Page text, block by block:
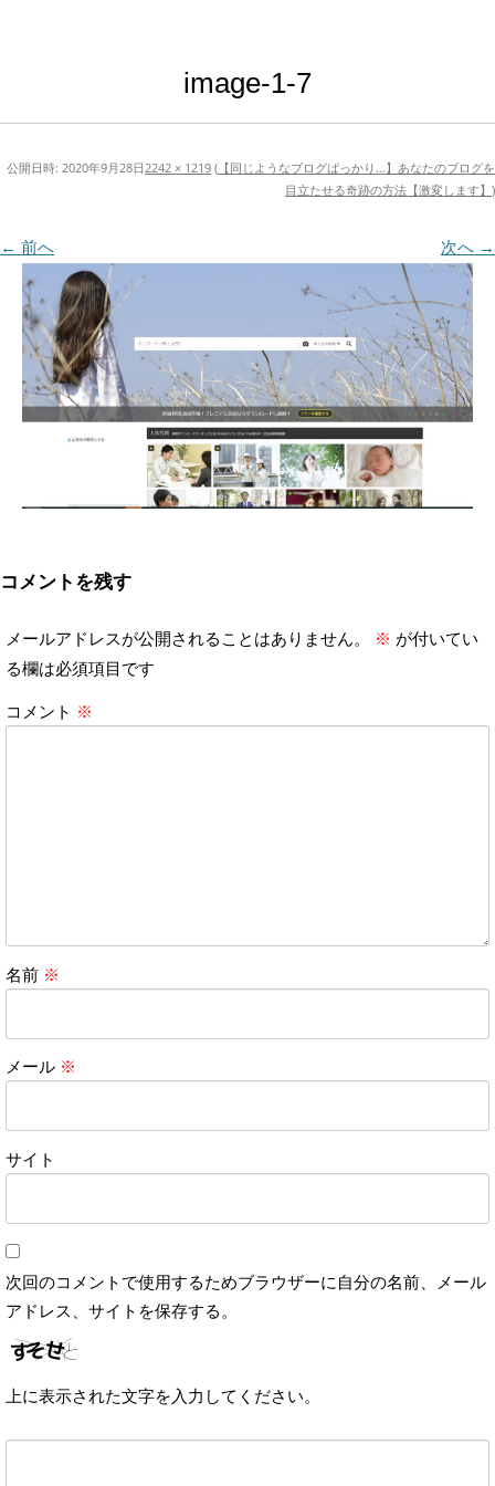
image-1-7
公開日時: 2020年9月28日2242 × 1219 ( 【同じようなブログばっかり…】あなたのブログを
目立たせる奇跡の方法【激変します】 )
← 前へ 次へ →
コメントを残す
メールアドレスが公開されることはありません。 ※ が付いてい
る欄は必須項目です
コメント ※
名前 ※
メール ※
サイト
次回のコメントで使用するためブラウザーに自分の名前、メール
アドレス、サイトを保存する。
上に表示された文字を入力してください。